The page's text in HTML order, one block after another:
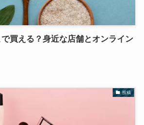
買える？身近な店舗とオンライン
投稿